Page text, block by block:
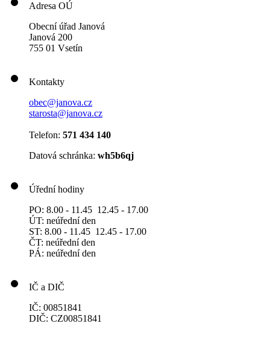
Adresa OÚ
Obecní úřad Janová
Janová 200
755 01 Vsetín
Kontakty
obec@janova.cz
starosta@janova.cz
Telefon: 571 434 140
Datová schránka: wh5b6qj
Úřední hodiny
PO: 8.00 - 11.45 12.45 - 17.00
ÚT: neúřední den
ST: 8.00 - 11.45 12.45 - 17.00
ČT: neúřední den
PÁ: neúřední den
IČ a DIČ
IČ: 00851841
DIČ: CZ00851841